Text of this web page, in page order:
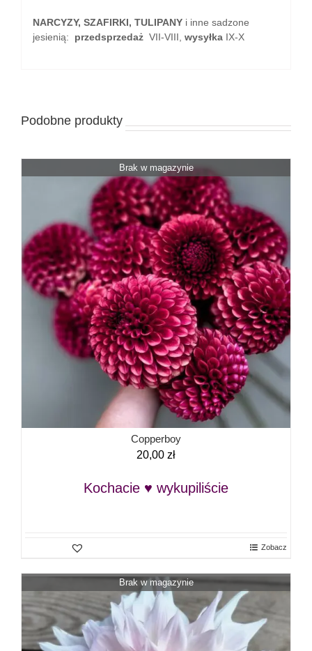
NARCYZY, SZAFIRKI, TULIPANYi inne sadzone
jesienią: przedsprzedażVII-VIII, wysyłkaIX-X
Podobne produkty
Brak w magazynie
Copperboy
20,00 zł
Kochacie ♥ wykupiliście
Zobacz
Brak w magazynie